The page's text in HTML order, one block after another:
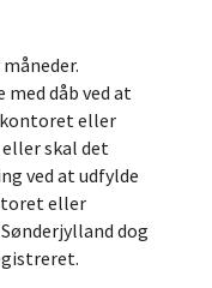
dåb ved at
eller
skal det
ved at udfylde
eller
dog